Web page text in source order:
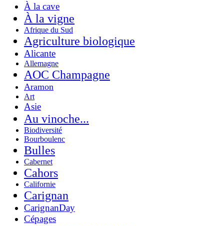
À la cave
À la vigne
Afrique du Sud
Agriculture biologique
Alicante
Allemagne
AOC Champagne
Aramon
Art
Asie
Au vinoche...
Biodiversité
Bourboulenc
Bulles
Cabernet
Cahors
Californie
Carignan
CarignanDay
Cépages